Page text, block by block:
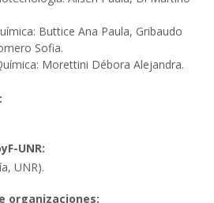
Buttice Ana Paula, Gribaudo
Sofia.
Morettini Débora Alejandra.
UNR:
UNR).
organizaciones: